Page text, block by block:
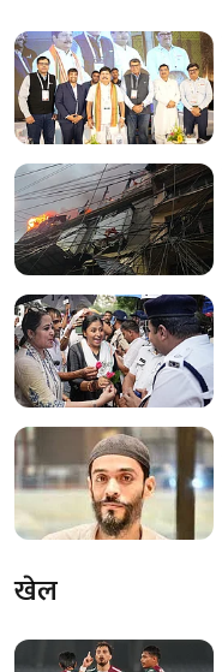
खेल